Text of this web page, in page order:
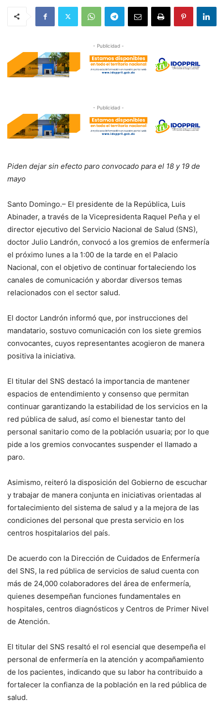
- Publicidad -
- Publicidad -
Piden dejar sin efecto paro convocado para el 18 y 19 de
mayo
Santo Domingo.– El presidente de la República, Luis
Abinader, a través de la Vicepresidenta Raquel Peña y el
director ejecutivo del Servicio Nacional de Salud (SNS),
doctor Julio Landrón, convocó a los gremios de enfermería
el próximo lunes a la 1:00 de la tarde en el Palacio
Nacional, con el objetivo de continuar fortaleciendo los
canales de comunicación y abordar diversos temas
relacionados con el sector salud.
El doctor Landrón informó que, por instrucciones del
mandatario, sostuvo comunicación con los siete gremios
convocantes, cuyos representantes acogieron de manera
positiva la iniciativa.
El titular del SNS destacó la importancia de mantener
espacios de entendimiento y consenso que permitan
continuar garantizando la estabilidad de los servicios en la
red pública de salud, así como el bienestar tanto del
personal sanitario como de la población usuaria; por lo que
pide a los gremios convocantes suspender el llamado a
paro.
Asimismo, reiteró la disposición del Gobierno de escuchar
y trabajar de manera conjunta en iniciativas orientadas al
fortalecimiento del sistema de salud y a la mejora de las
condiciones del personal que presta servicio en los
centros hospitalarios del país.
De acuerdo con la Dirección de Cuidados de Enfermería
del SNS, la red pública de servicios de salud cuenta con
más de 24,000 colaboradores del área de enfermería,
quienes desempeñan funciones fundamentales en
hospitales, centros diagnósticos y Centros de Primer Nivel
de Atención.
El titular del SNS resaltó el rol esencial que desempeña el
personal de enfermería en la atención y acompañamiento
de los pacientes, indicando que su labor ha contribuido a
fortalecer la confianza de la población en la red pública de
salud.